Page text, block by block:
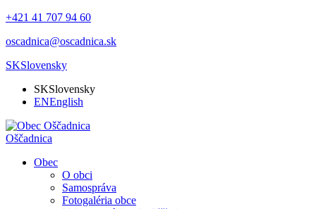
+421 41 707 94 60
oscadnica@oscadnica.sk
SKSlovensky
SKSlovensky
ENEnglish
Oščadnica
Obec
O obci
Samospráva
Fotogaléria obce